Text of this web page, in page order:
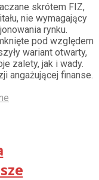
skrótem FIZ,
nie wymagający
rynku.
pod względem
wariant otwarty,
zalety, jak i wady.
angażującej finanse.